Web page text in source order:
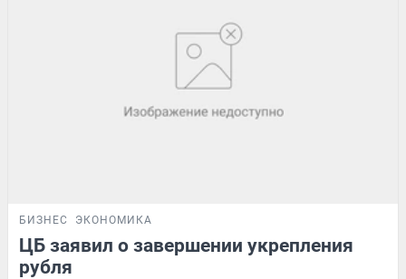
БИЗНЕС ЭКОНОМИКА
ЦБ заявил о завершении укрепления
рубля